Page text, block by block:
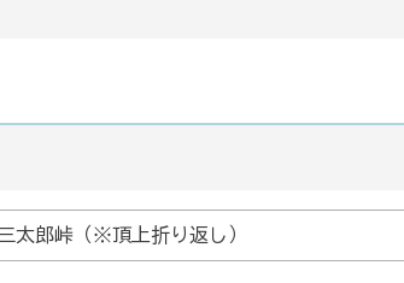
太郎峠（※頂上折り返し）